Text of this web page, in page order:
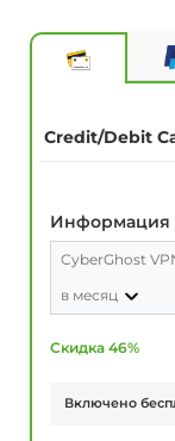
Credit/Debit
Информация
CyberGhost
в месяц
Скидка 46%
Включено